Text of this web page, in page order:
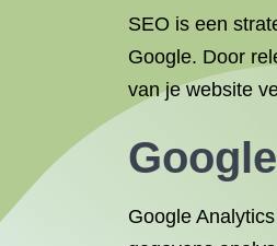
SEO is een
Google. Door
van je website
Google